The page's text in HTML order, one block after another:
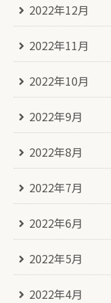
2022年12月
2022年11月
2022年10月
2022年9月
2022年8月
2022年7月
2022年6月
2022年5月
2022年4月